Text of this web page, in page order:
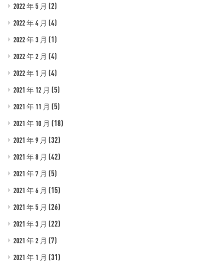
2022 年 5 月 (2)
2022 年 4 月 (4)
2022 年 3 月 (1)
2022 年 2 月 (4)
2022 年 1 月 (4)
2021 年 12 月 (5)
2021 年 11 月 (5)
2021 年 10 月 (18)
2021 年 9 月 (32)
2021 年 8 月 (42)
2021 年 7 月 (5)
2021 年 6 月 (15)
2021 年 5 月 (26)
2021 年 3 月 (22)
2021 年 2 月 (7)
2021 年 1 月 (31)